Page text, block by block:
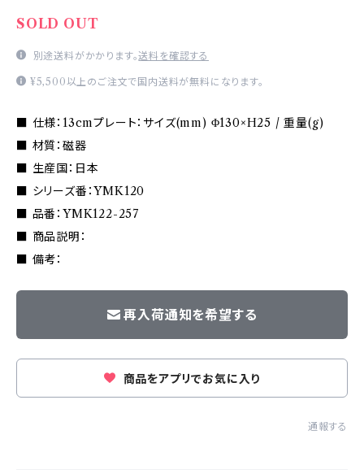
SOLD OUT
別途送料がかかります。送料を確認する
¥5,500以上のご注文で国内送料が無料になります。
■ 仕様：13cmプレート：サイズ(mm) Φ130×H25 / 重量(g)
■ 材質：磁器
■ 生産国：日本
■ シリーズ番：YMK120
■ 品番：YMK122-257
■ 商品説明：
■ 備考：
再入荷通知を希望する
商品をアプリでお気に入り
通報する